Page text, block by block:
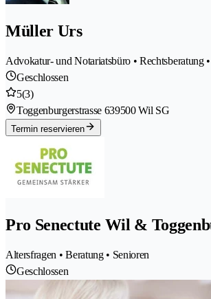
Müller Urs
Advokatur- und Notariatsbüro • Rechtsberatung
Geschlossen
5(3)
Toggenburgerstrasse 639500 Wil SG
Termin reservieren
Pro Senectute Wil &
Altersfragen • Beratung • Senioren
Geschlossen